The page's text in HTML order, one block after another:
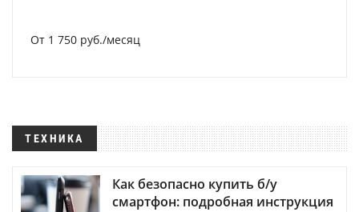
От 1 750 руб./месяц
ТЕХНИКА
Как безопасно купить б/у
смартфон: подробная инструкция